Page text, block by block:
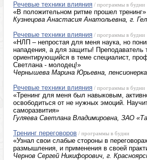
Речевые техники влияния / программы в будни
«В положительном ритме прошел тренинг»
Кузнецова Анастасия Анатольевна, г.
Речевые техники влияния / программы в будни
«НЛП – непростая для меня наука, но
нападения, а для защиты! Преподаватель
ориентирующийся в теме специалист,
Светлана - молодец!»
Чернышева Марина Юрьевна,
Речевые техники влияния / программы в будни
«Тренинг для меня был навыковым,
освободиться от не нужных эмоций.
саморазвития»
Гуляева Светлана Владимировна, ЗАО
Тренинг переговоров / программы в будни
«Узнал свои слабые стороны в
размышления, и применения в своей
Чернов Сергей Никифорович, г.